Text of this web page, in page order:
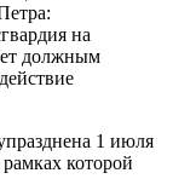
на
должным
1 июля
которой